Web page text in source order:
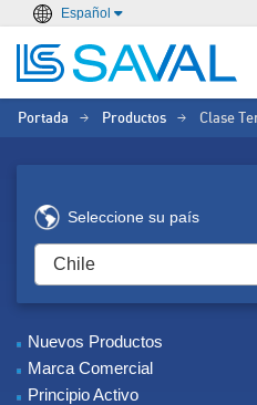
Español
Portada > Productos > Clase
Seleccione su país
Nuevos Productos
Marca Comercial
Principio Activo